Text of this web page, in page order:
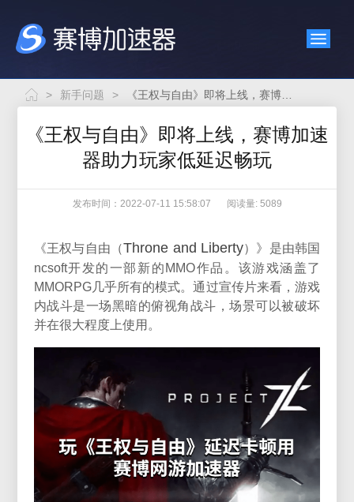
> 新手问题 >
《王权与自由》即将上线，赛博加速
器助力玩家低延迟畅玩
发布时间：2022-07-11 15:58:07 阅读量: 5089
《王权与自由（Throne and Liberty）》 是由韩国
ncsoft开发的一部新的MMO作品。该游戏涵盖了
MMORPG几乎所有的模式。通过宣传片来看，游戏
内战斗是一场黑暗的俯视角战斗，场景可以被破坏
并在很大程度上使用。